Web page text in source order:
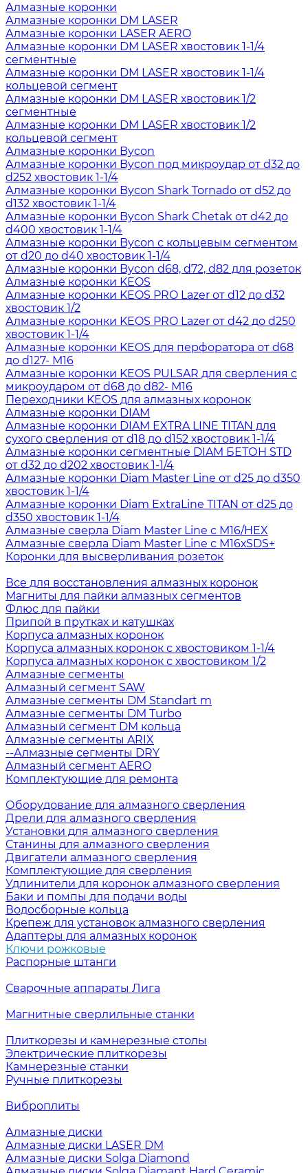
Алмазные коронки
Алмазные коронки DM LASER
Алмазные коронки LASER AERO
Алмазные коронки DM LASER хвостовик 1-1/4
сегментные
Алмазные коронки DM LASER хвостовик 1-1/4
кольцевой сегмент
Алмазные коронки DM LASER хвостовик 1/2
сегментные
Алмазные коронки DM LASER хвостовик 1/2
кольцевой сегмент
Алмазные коронки Bycon
Алмазные коронки Bycon под микроудар от d32 до
d252 хвостовик 1-1/4
Алмазные коронки Bycon Shark Tornado от d52 до
d132 хвостовик 1-1/4
Алмазные коронки Bycon Shark Chetak от d42 до
d400 хвостовик 1-1/4
Алмазные коронки Bycon с кольцевым сегментом
от d20 до d40 хвостовик 1-1/4
Алмазные коронки Bycon d68, d72, d82 для розеток
Алмазные коронки KEOS
Алмазные коронки KEOS PRO Lazer от d12 до d32
хвостовик 1/2
Алмазные коронки KEOS PRO Lazer от d42 до d250
хвостовик 1-1/4
Алмазные коронки KEOS для перфоратора от d68
до d127- М16
Алмазные коронки KEOS PULSAR для сверления с
микроударом от d68 до d82- М16
Переходники KEOS для алмазных коронок
Алмазные коронки DIAM
Алмазные коронки DIAM EXTRA LINE TITAN для
сухого сверления от d18 до d152 хвостовик 1-1/4
Алмазные коронки сегментные DIAM БЕТОН STD
от d32 до d202 хвостовик 1-1/4
Алмазные коронки Diam Master Line от d25 до d350
хвостовик 1-1/4
Алмазные коронки Diam ExtraLine ТITAN от d25 до
d350 хвостовик 1-1/4
Алмазные сверла Diam Master Line с М16/HEX
Алмазные сверла Diam Master Line с М16хSDS+
Коронки для высверливания розеток
Все для восстановления алмазных коронок
Магниты для пайки алмазных сегментов
Флюс для пайки
Припой в прутках и катушках
Корпуса алмазных коронок
Корпуса алмазных коронок с хвостовиком 1-1/4
Корпуса алмазных коронок с хвостовиком 1/2
Алмазные сегменты
Алмазный сегмент SAW
Алмазные сегменты DM Standart m
Алмазные сегменты DM Turbo
Алмазный сегмент DM кольца
Алмазные сегменты ARIX
--Алмазные сегменты DRY
Алмазный сегмент AERO
Комплектующие для ремонта
Оборудование для алмазного сверления
Дрели для алмазного сверления
Установки для алмазного сверления
Станины для алмазного сверления
Двигатели алмазного сверления
Комплектующие для сверления
Удлинители для коронок алмазного сверления
Баки и помпы для подачи воды
Водосборные кольца
Крепеж для установок алмазного сверления
Адаптеры для алмазных коронок
Ключи рожковые
Распорные штанги
Сварочные аппараты Лига
Магнитные сверлильные станки
Плиткорезы и камнерезные столы
Электрические плиткорезы
Камнерезные станки
Ручные плиткорезы
Виброплиты
Алмазные диски
Алмазные диски LASER DM
Алмазные диски Solga Diamond